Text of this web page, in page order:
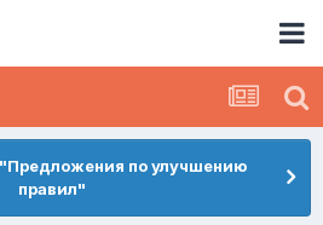
по улучшению
правил"